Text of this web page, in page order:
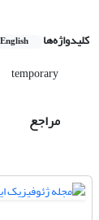
کلیدواژه‌ها English
temporary
مراجع